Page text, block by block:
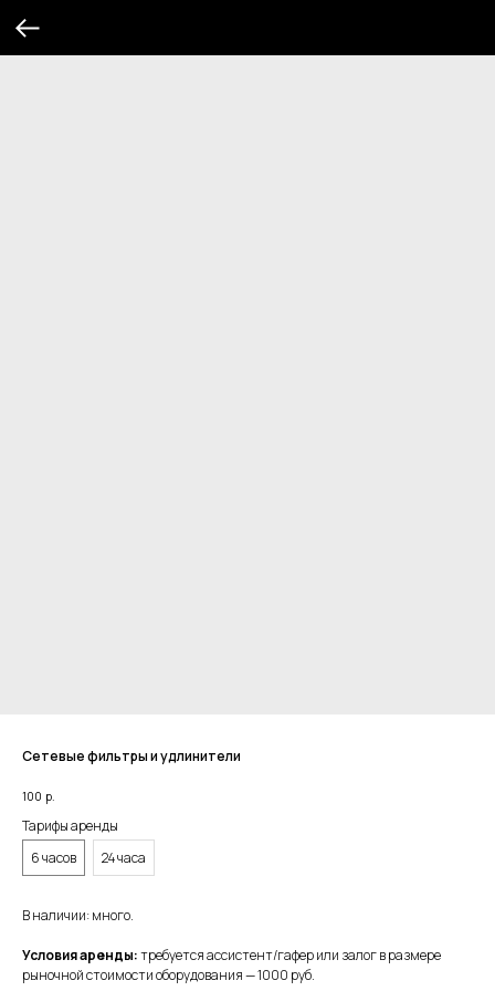
Сетевые фильтры и удлинители
100 р.
Тарифы аренды
6 часов
24 часа
В наличии: много.
Условия аренды:требуется ассистент/гафер или залог в размере
рыночной стоимости оборудования — 1000 руб.